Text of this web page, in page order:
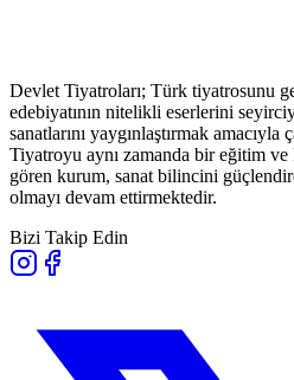
Devlet Tiyatroları; Türk tiyatrosunu
edebiyatının nitelikli eserlerini
sanatlarını yaygınlaştırmak amacıyla
Tiyatroyu aynı zamanda bir eğitim ve
gören kurum, sanat bilincini
olmayı devam ettirmektedir.
Bizi Takip Edin